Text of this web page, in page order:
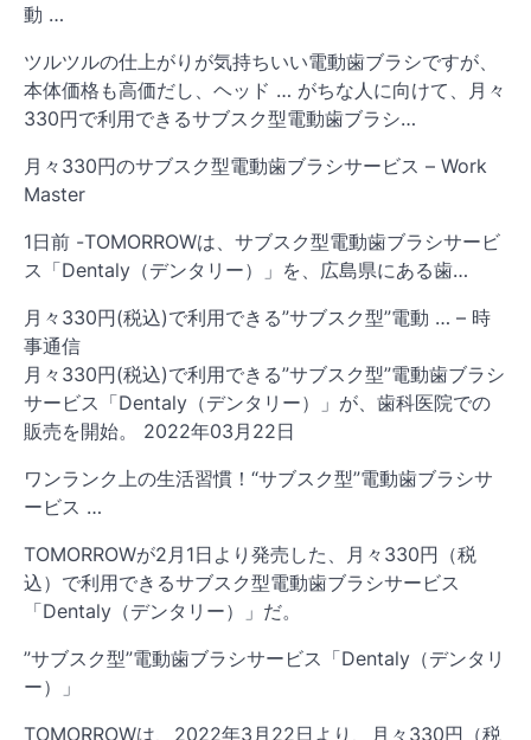
動 …
ツルツルの仕上がりが気持ちいい電動歯ブラシですが、
本体価格も高価だし、ヘッド … がちな人に向けて、月々
330円で利用できるサブスク型電動歯ブラシ…
月々330円のサブスク型電動歯ブラシサービス – Work
Master
1日前 -TOMORROWは、サブスク型電動歯ブラシサービ
ス「Dentaly（デンタリー）」を、広島県にある歯…
月々330円(税込)で利用できる”サブスク型”電動 … – 時
事通信
月々330円(税込)で利用できる”サブスク型”電動歯ブラシ
サービス「Dentaly（デンタリー）」が、歯科医院での
販売を開始。 2022年03月22日
ワンランク上の生活習慣！“サブスク型”電動歯ブラシサ
ービス …
TOMORROWが2月1日より発売した、月々330円（税
込）で利用できるサブスク型電動歯ブラシサービス
「Dentaly（デンタリー）」だ。
”サブスク型”電動歯ブラシサービス「Dentaly（デンタリ
ー）」
TOMORROWは、2022年3月22日より、月々330円（税